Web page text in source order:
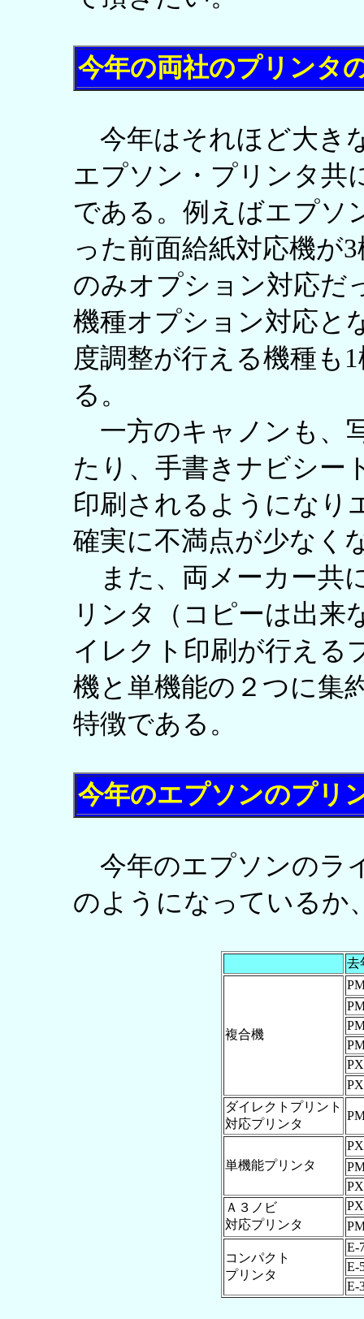
今年の両社のプリンタ
今年はそれほど大き
エプソン・プリンタ共
である。例えばエプソ
った前面給紙対応機が
のみオプション対応だ
機種オプション対応と
度調整が行える機種も
る。
一方のキャノンも、
たり、手書きナビシー
印刷されるようになり
確実に不満点が少なく
また、両メーカー共
リンタ（コピーは出来
イレクト印刷が行える
機と単機能の２つに集
特徴である。
今年のエプソンのプリ
今年のエプソンのラ
のようになっているか
去
複合機
ダイレクトプリント
対応プリンタ
単機能プリンタ
Ａ３ノビ
対応プリンタ
コンパクト
プリンタ
E-
E-
E-